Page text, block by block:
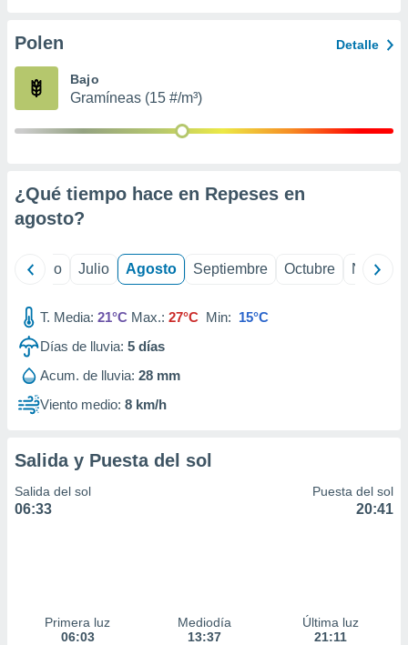
e
mediante
de
1199
Polen Detalle
Bajo
Gramíneas (15 #/m³)
¿Qué tiempo hace en Repeses en
agosto?
Junio Julio Agosto Septiembre Octubre
T. Media: 21°C Max.: 27°C Min: 15°C
Días de lluvia: 5 días
Acum. de lluvia: 28 mm
Viento medio: 8 km/h
Salida y Puesta del sol
Salida del sol
06:33
Puesta del sol
20:41
Primera luz
06:03
Mediodía
13:37
Última luz
21:11